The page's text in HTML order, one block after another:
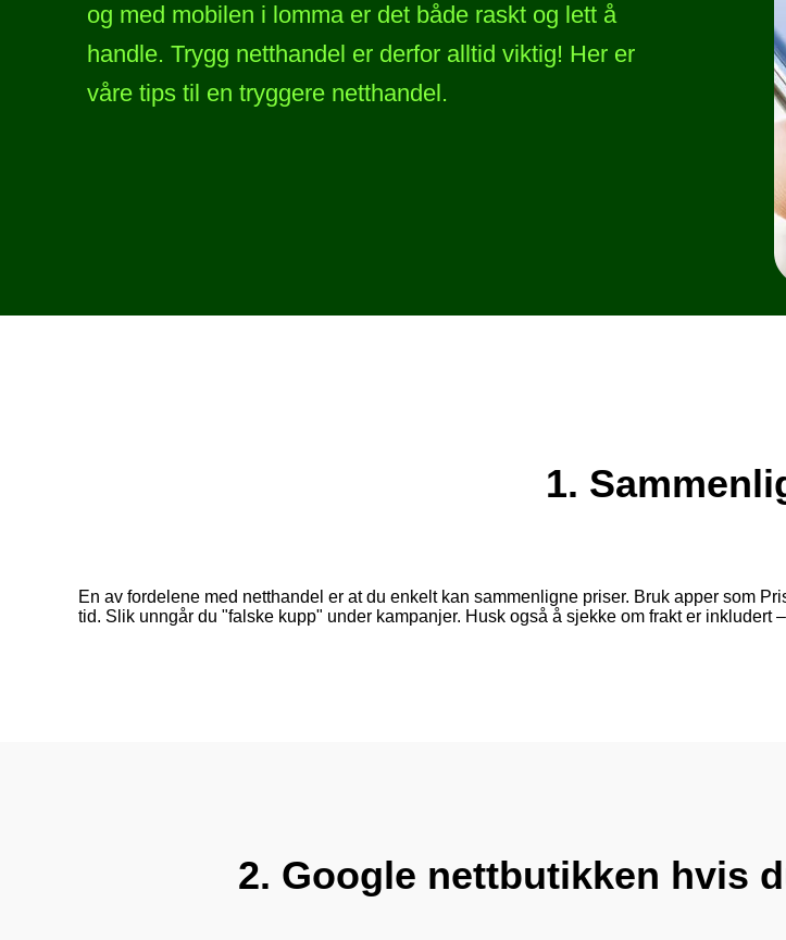
og med mobilen i lomma er det både raskt og lett å
handle. Trygg netthandel er derfor alltid viktig! Her er
våre tips til en tryggere netthandel.
1.
En av fordelene med netthandel er at du enkelt kan sammenligne priser. Bruk apper som
tid. Slik unngår du "falske kupp" under kampanjer. Husk også å sjekke om frakt er inkludert
2. Google nettbutikken hvis